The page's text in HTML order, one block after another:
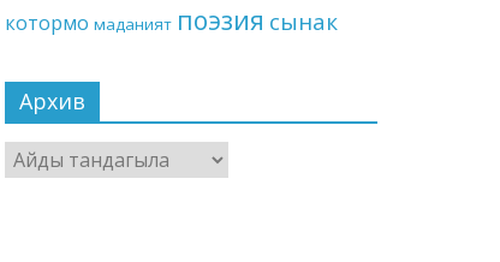
котормо маданият поэзия сынак
Архив
Архив